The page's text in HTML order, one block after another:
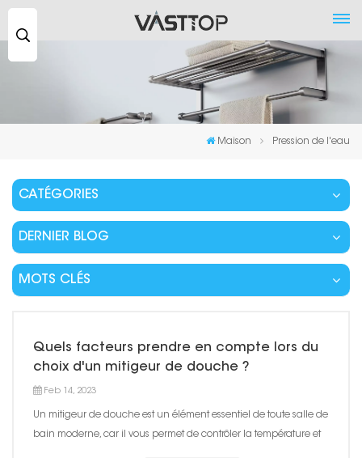
Maison Pression de l'eau
CATÉGORIES
DERNIER BLOG
MOTS CLÉS
Quels facteurs prendre en compte lors du
choix d'un mitigeur de douche ?
Feb 14, 2023
Un mitigeur de douche est un élément essentiel de toute salle de
bain moderne, car il vous permet de contrôler la température et